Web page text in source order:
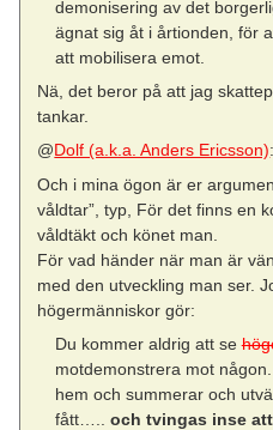
demonisering av det
ägnat sig åt i årtionden, för
att mobilisera emot.
Nä, det beror på att jag
tankar.
@Dolf (a.k.a. Anders Ericsson):
Och i mina ögon är er
våldtar”, typ, För det finns en
våldtäkt och könet man.
För vad händer när man är
med den utveckling man ser.
högermänniskor gör:
Du kommer aldrig att se
motdemonstrera mot
hem och summerar och
fått….. och tvingas inse